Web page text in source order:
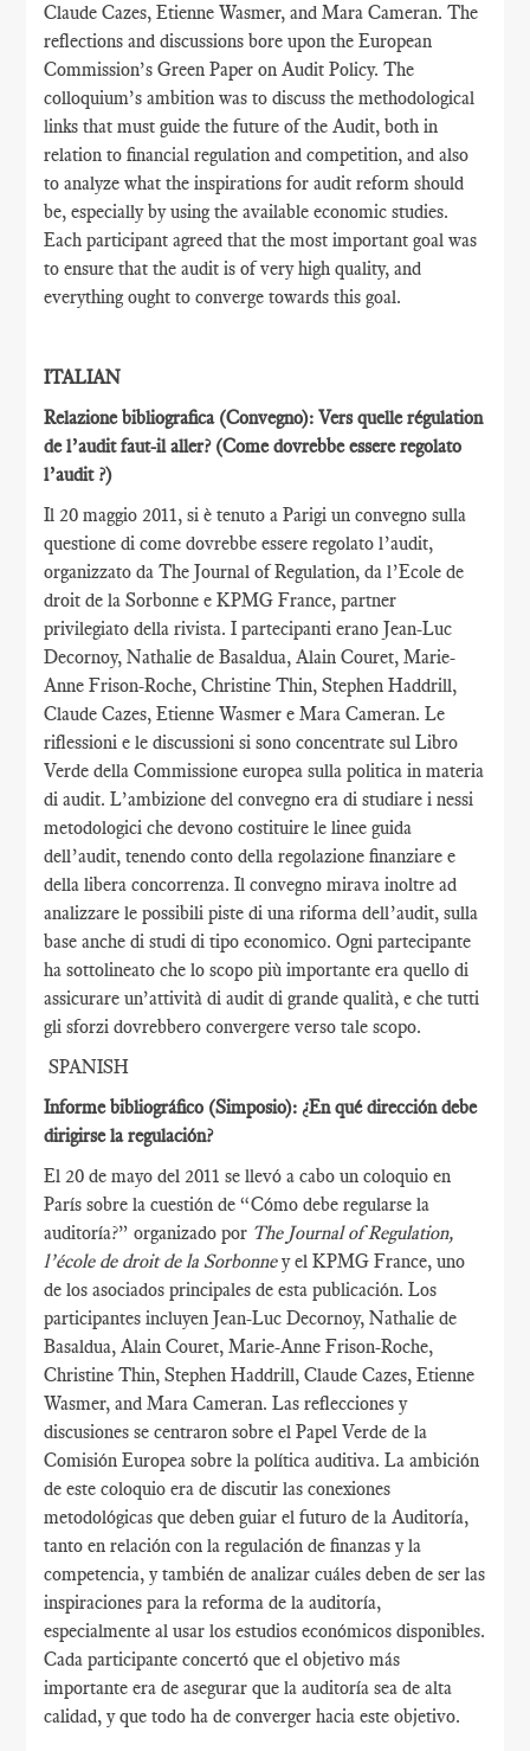
Claude Cazes, Etienne Wasmer, and Mara Cameran. The
reflections and discussions bore upon the European
Commission’s Green Paper on Audit Policy. The
colloquium’s ambition was to discuss the methodological
links that must guide the future of the Audit, both in
relation to financial regulation and competition, and also
to analyze what the inspirations for audit reform should
be, especially by using the available economic studies.
Each participant agreed that the most important goal was
to ensure that the audit is of very high quality, and
everything ought to converge towards this goal.
ITALIAN
Relazione bibliografica (Convegno): Vers quelle régulation
de l’audit faut-il aller? (Come dovrebbe essere regolato
l’audit ?)
Il 20 maggio 2011, si è tenuto a Parigi un convegno sulla
questione di come dovrebbe essere regolato l’audit,
organizzato da The Journal of Regulation, da l’Ecole de
droit de la Sorbonne e KPMG France, partner
privilegiato della rivista. I partecipanti erano Jean-Luc
Decornoy, Nathalie de Basaldua, Alain Couret, Marie-
Anne Frison-Roche, Christine Thin, Stephen Haddrill,
Claude Cazes, Etienne Wasmer e Mara Cameran. Le
riflessioni e le discussioni si sono concentrate sul Libro
Verde della Commissione europea sulla politica in materia
di audit. L’ambizione del convegno era di studiare i nessi
metodologici che devono costituire le linee guida
dell’audit, tenendo conto della regolazione finanziare e
della libera concorrenza. Il convegno mirava inoltre ad
analizzare le possibili piste di una riforma dell’audit, sulla
base anche di studi di tipo economico. Ogni partecipante
ha sottolineato che lo scopo più importante era quello di
assicurare un’attività di audit di grande qualità, e che tutti
gli sforzi dovrebbero convergere verso tale scopo.
SPANISH
Informe bibliográfico (Simposio): ¿En qué dirección debe
dirigirse la regulación?
El 20 de mayo del 2011 se llevó a cabo un coloquio en
París sobre la cuestión de “Cómo debe regularse la
auditoría?” organizado por The Journal of Regulation,
l’école de droit de la Sorbonney el KPMG France, uno
de los asociados principales de esta publicación. Los
participantes incluyen Jean-Luc Decornoy, Nathalie de
Basaldua, Alain Couret, Marie-Anne Frison-Roche,
Christine Thin, Stephen Haddrill, Claude Cazes, Etienne
Wasmer, and Mara Cameran. Las reflecciones y
discusiones se centraron sobre el Papel Verde de la
Comisión Europea sobre la política auditiva. La ambición
de este coloquio era de discutir las conexiones
metodológicas que deben guiar el futuro de la Auditoría,
tanto en relación con la regulación de finanzas y la
competencia, y también de analizar cuáles deben de ser las
inspiraciones para la reforma de la auditoría,
especialmente al usar los estudios económicos disponibles.
Cada participante concertó que el objetivo más
importante era de asegurar que la auditoría sea de alta
calidad, y que todo ha de converger hacia este objetivo.